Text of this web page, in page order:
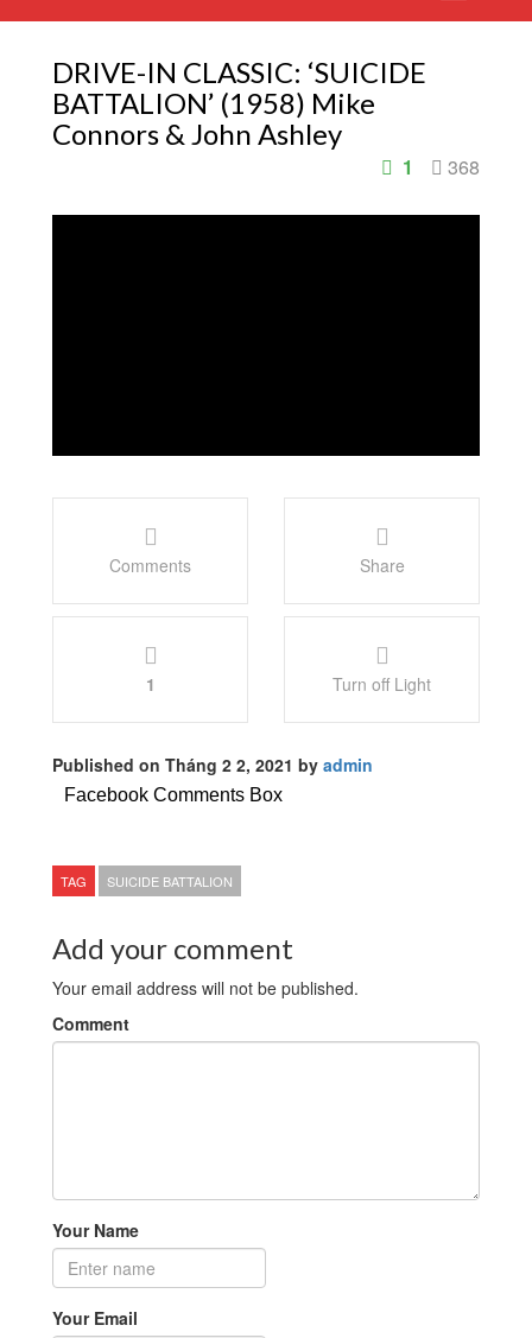
DRIVE-IN CLASSIC: ‘SUICIDE
BATTALION’ (1958) Mike
Connors & John Ashley
368
1
Comments Share
1 Turn off Light
Published on Tháng 2 2, 2021 by admin
Facebook Comments Box
TAG SUICIDE BATTALION
Add your comment
Your email address will not be published.
Comment
Your Name
Your Email